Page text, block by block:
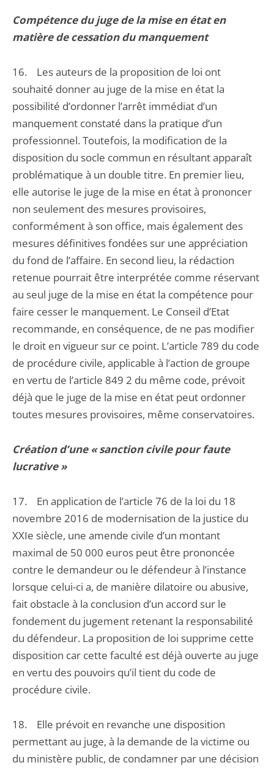
Compétence du juge de la mise en état en
matière de cessation du manquement
16. Les auteurs de la proposition de loi ont
souhaité donner au juge de la mise en état la
possibilité d’ordonner l’arrêt immédiat d’un
manquement constaté dans la pratique d’un
professionnel. Toutefois, la modification de la
disposition du socle commun en résultant apparaît
problématique à un double titre. En premier lieu,
elle autorise le juge de la mise en état à prononcer
non seulement des mesures provisoires,
conformément à son office, mais également des
mesures définitives fondées sur une appréciation
du fond de l’affaire. En second lieu, la rédaction
retenue pourrait être interprétée comme réservant
au seul juge de la mise en état la compétence pour
faire cesser le manquement. Le Conseil d’Etat
recommande, en conséquence, de ne pas modifier
le droit en vigueur sur ce point. L’article 789 du code
de procédure civile, applicable à l’action de groupe
en vertu de l’article 849 2 du même code, prévoit
déjà que le juge de la mise en état peut ordonner
toutes mesures provisoires, même conservatoires.
Création d’une « sanction civile pour faute
lucrative »
17. En application de l’article 76 de la loi du 18
novembre 2016 de modernisation de la justice du
XXIe siècle, une amende civile d’un montant
maximal de 50 000 euros peut être prononcée
contre le demandeur ou le défendeur à l’instance
lorsque celui-ci a, de manière dilatoire ou abusive,
fait obstacle à la conclusion d’un accord sur le
fondement du jugement retenant la responsabilité
du défendeur. La proposition de loi supprime cette
disposition car cette faculté est déjà ouverte au juge
en vertu des pouvoirs qu’il tient du code de
procédure civile.
18. Elle prévoit en revanche une disposition
permettant au juge, à la demande de la victime ou
du ministère public, de condamner par une décision